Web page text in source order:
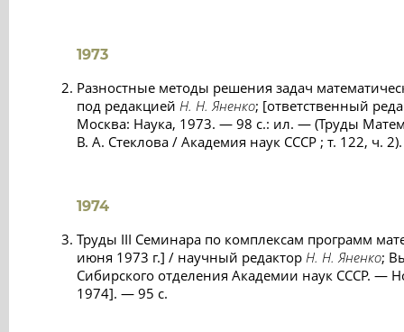
1973
Разностные методы решения задач
под редакцией Н. Н. Яненко; [ответственный
Москва: Наука, 1973. — 98 с.: ил. — (Труды
В. А. Стеклова / Академия наук СССР ; т. 122, ч.
1974
Труды III Семинара по комплексам программ
июня 1973 г.] / научный редактор Н. Н. Яненко;
Сибирского отделения Академии наук СССР. —
1974]. — 95 с.